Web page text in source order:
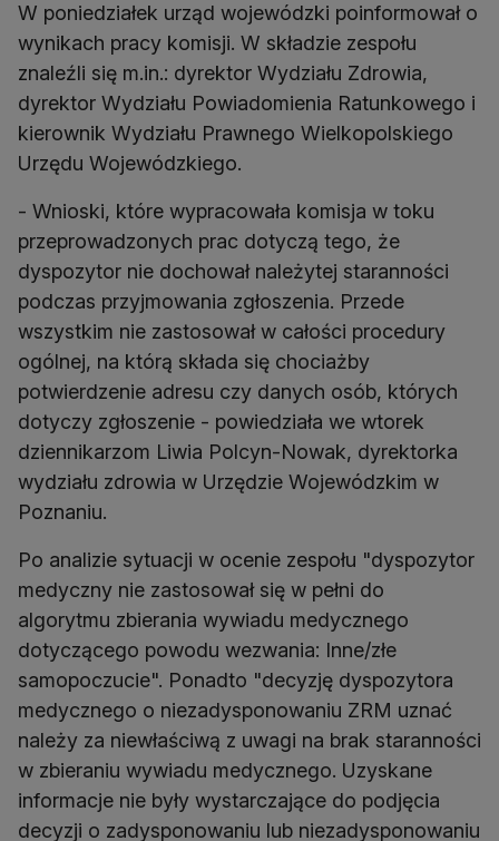
W poniedziałek urząd wojewódzki poinformował o
wynikach pracy komisji. W składzie zespołu
znaleźli się m.in.: dyrektor Wydziału Zdrowia,
dyrektor Wydziału Powiadomienia Ratunkowego i
kierownik Wydziału Prawnego Wielkopolskiego
Urzędu Wojewódzkiego.
- Wnioski, które wypracowała komisja w toku
przeprowadzonych prac dotyczą tego, że
dyspozytor nie dochował należytej staranności
podczas przyjmowania zgłoszenia. Przede
wszystkim nie zastosował w całości procedury
ogólnej, na którą składa się chociażby
potwierdzenie adresu czy danych osób, których
dotyczy zgłoszenie - powiedziała we wtorek
dziennikarzom Liwia Polcyn-Nowak, dyrektorka
wydziału zdrowia w Urzędzie Wojewódzkim w
Poznaniu.
Po analizie sytuacji w ocenie zespołu "dyspozytor
medyczny nie zastosował się w pełni do
algorytmu zbierania wywiadu medycznego
dotyczącego powodu wezwania: Inne/złe
samopoczucie". Ponadto "decyzję dyspozytora
medycznego o niezadysponowaniu ZRM uznać
należy za niewłaściwą z uwagi na brak staranności
w zbieraniu wywiadu medycznego. Uzyskane
informacje nie były wystarczające do podjęcia
decyzji o zadysponowaniu lub niezadysponowaniu